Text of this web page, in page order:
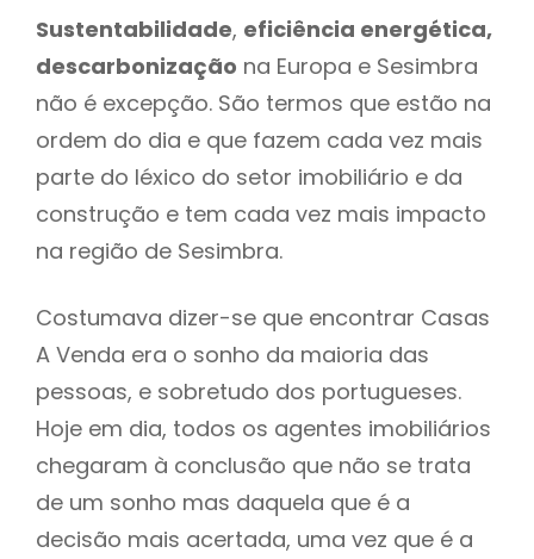
Sustentabilidade, eficiência energética,
descarbonização na Europa e Sesimbra
não é excepção. São termos que estão na
ordem do dia e que fazem cada vez mais
parte do léxico do setor imobiliário e da
construção e tem cada vez mais impacto
na região de Sesimbra.
Costumava dizer-se que encontrar Casas
A Venda era o sonho da maioria das
pessoas, e sobretudo dos portugueses.
Hoje em dia, todos os agentes imobiliários
chegaram à conclusão que não se trata
de um sonho mas daquela que é a
decisão mais acertada, uma vez que é a